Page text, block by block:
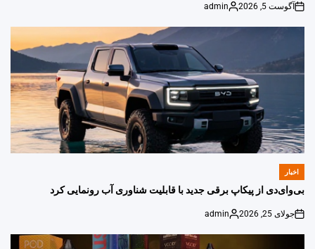
on
آگوست 5, 2026
Posted
admin
POSTED
اخبار
بی‌وای‌دی از پیکاپ برقی جدید با قابلیت شناوری آب رونمایی کرد
on
جولای 25, 2026
Posted
admin